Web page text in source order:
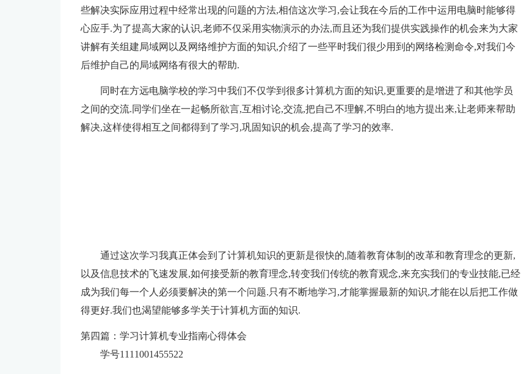
些解决实际应用过程中经常出现的问题的方法,相信这次学习,会让我在今后的工作中运用电脑时能够得
心应手.为了提高大家的认识,老师不仅采用实物演示的办法,而且还为我们提供实践操作的机会来为大家
讲解有关组建局域网以及网络维护方面的知识,介绍了一些平时我们很少用到的网络检测命令,对我们今
后维护自己的局域网络有很大的帮助.
同时在方远电脑学校的学习中我们不仅学到很多计算机方面的知识,更重要的是增进了和其他学员
之间的交流.同学们坐在一起畅所欲言,互相讨论,交流,把自己不理解,不明白的地方提出来,让老师来帮助
解决,这样使得相互之间都得到了学习,巩固知识的机会,提高了学习的效率.
通过这次学习我真正体会到了计算机知识的更新是很快的,随着教育体制的改革和教育理念的更新,
以及信息技术的飞速发展,如何接受新的教育理念,转变我们传统的教育观念,来充实我们的专业技能,已经
成为我们每一个人必须要解决的第一个问题.只有不断地学习,才能掌握最新的知识,才能在以后把工作做
得更好.我们也渴望能够多学关于计算机方面的知识.
第四篇：学习计算机专业指南心得体会
学号1111001455522